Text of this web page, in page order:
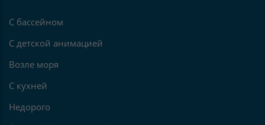
С бассейном
С детской анимацией
Возле моря
С кухней
Недорого